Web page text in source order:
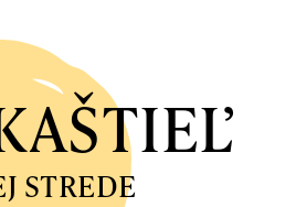
STREDE